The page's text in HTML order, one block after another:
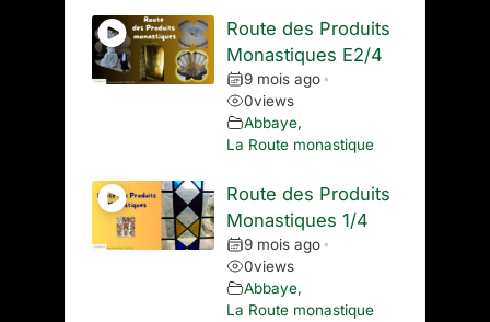
Route des Produits
Monastiques E2/4
9 mois ago •
0views
Abbaye,
La Route monastique
Route des Produits
Monastiques 1/4
9 mois ago •
0views
Abbaye,
La Route monastique